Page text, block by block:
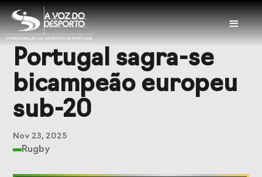
≡
Sobre a CDP
Visão e Missão
Nacionais
História
Portugal sagra-se
bicampeão europeu
sub-20
Nov 23, 2025
Rugby